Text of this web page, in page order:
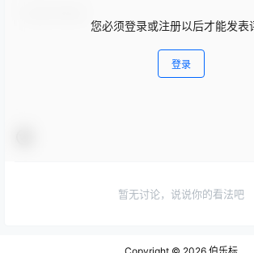
您必须登录或注册以后才能发表
登录
暂无讨论，说说你的看法吧